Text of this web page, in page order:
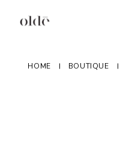
HOME BOUTIQUE